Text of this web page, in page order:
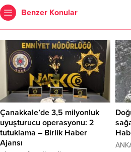
Benzer Konular
Çanakkale’de 3,5 milyonluk
uyuşturucu operasyonu: 2
tutuklama – Birlik Haber
Ajansı